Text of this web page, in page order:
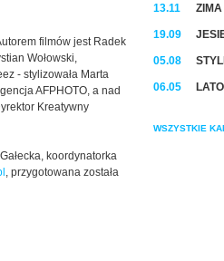
filmów jest Radek
Wołowski,
- stylizowała Marta
AFPHOTO, a nad
Kreatywny
koordynatorka
, przygotowana została
13.11
19.09
05.08
06.05
WSZYSTKIE